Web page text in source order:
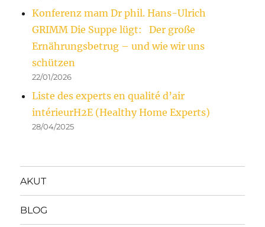
Konferenz mam Dr phil. Hans-Ulrich
GRIMM Die Suppe lügt: Der große
Ernährungsbetrug – und wie wir uns
schützen
22/01/2026
Liste des experts en qualité d’air
intérieurH2E (Healthy Home Experts)
28/04/2025
AKUT
BLOG